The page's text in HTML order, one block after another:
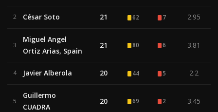
2 César Soto 21 62 7 2.95
3
Miguel Angel
Ortiz Arias, Spain
21 80 6 3.81
4 Javier Alberola 20 44 5 2.2
5
Guillermo
CUADRA
20 69 2 3.45